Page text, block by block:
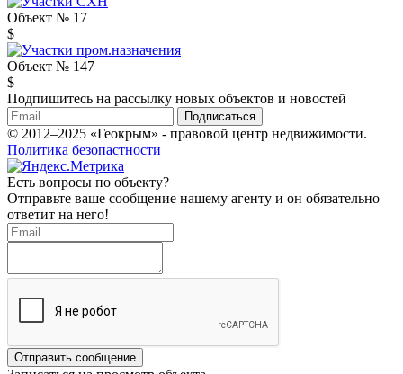
Объект № 17
$
Объект № 147
$
Подпишитесь на рассылку новых объектов и новостей
Подписаться
© 2012–2025 «Геокрым» - правовой центр недвижимости.
Политика безопастности
Есть вопросы по объекту?
Отправьте ваше сообщение нашему агенту и он обязательно
ответит на него!
Отправить сообщение